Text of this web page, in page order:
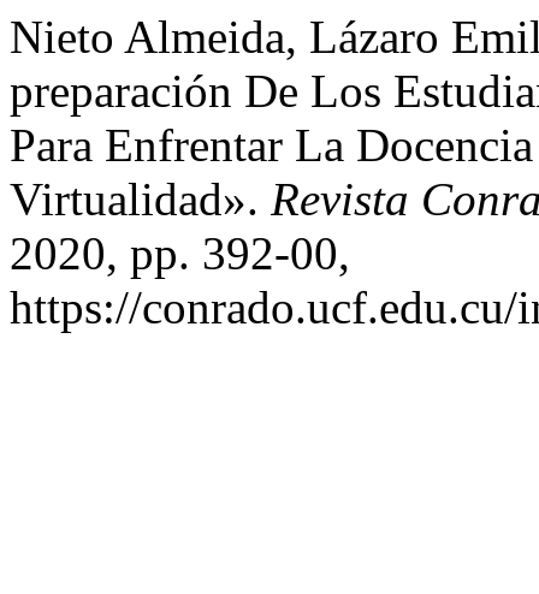
Nieto Almeida, Lázaro
preparación De Los
Para Enfrentar La
Virtualidad». Revista
2020, pp. 392-00,
https://